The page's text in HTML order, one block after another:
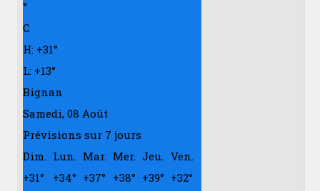
°
C
H: +31°
L: +13°
Bignan
Samedi, 08 Août
Prévisions sur 7 jours
Dim. Lun. Mar. Mer. Jeu. Ven.
+31° +34° +37° +38° +39° +32°